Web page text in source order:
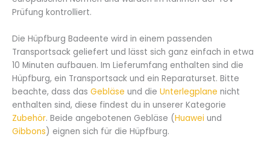
Prüfung kontrolliert.
Die Hüpfburg Badeente wird in einem passenden
Transportsack geliefert und lässt sich ganz einfach in etwa
10 Minuten aufbauen. Im Lieferumfang enthalten sind die
Hüpfburg, ein Transportsack und ein Reparaturset. Bitte
beachte, dass das Gebläse und die Unterlegplane nicht
enthalten sind, diese findest du in unserer Kategorie
Zubehör. Beide angebotenen Gebläse (Huawei und
Gibbons) eignen sich für die Hüpfburg.